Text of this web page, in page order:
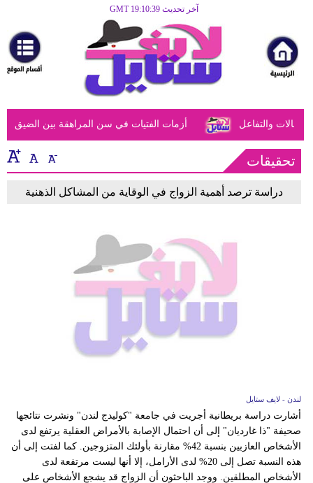
آخر تحديث GMT 19:10:39
مرأة
أزياء
أزياء
إسلامية
فن
ديكور
وحلول
أزمات الفتيات في سن المراهقة بين الضيق والتفاعل
تحقيقات
دراسة ترصد أهمية الزواج في الوقاية من المشاكل الذهنية
لندن - لايف ستايل
أشارت دراسة بريطانية أجريت في جامعة "كوليدج لندن" ونشرت نتائجها
صحيفة "ذا غارديان" إلى أن احتمال الإصابة بالأمراض العقلية يرتفع لدى
الأشخاص العازبين بنسبة 42% مقارنة بأولئك المتزوجين. كما لفتت إلى أن
هذه النسبة تصل إلى 20% لدى الأرامل، إلا أنها ليست مرتفعة لدى
الأشخاص المطلقين. ووجد الباحثون أن الزواج قد يشجع الأشخاص على